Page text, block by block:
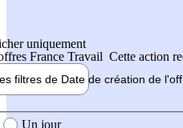
uniquement
France Travail Cette action
filtres de Date de création de
création de l'offre
Un jour